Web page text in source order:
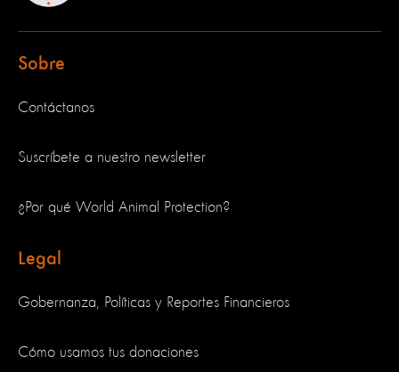
Sobre
Contáctanos
Suscríbete a nuestro newsletter
¿Por qué World Animal Protection?
Legal
Gobernanza, Políticas y Reportes Financieros
Cómo usamos tus donaciones